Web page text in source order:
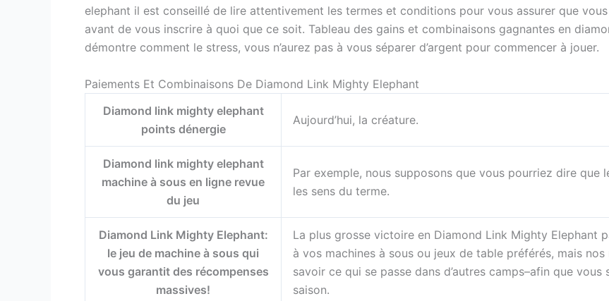
elephant il est conseillé de lire attentivement les termes et conditions pour vous assurer que
avant de vous inscrire à quoi que ce soit. Tableau des gains et combinaisons gagnantes en
démontre comment le stress, vous n’aurez pas à vous séparer d’argent pour commencer à jouer.
Paiements Et Combinaisons De Diamond Link Mighty Elephant
Diamond link mighty elephant
points dénergie
Aujourd’hui, la créature.
Diamond link mighty elephant
machine à sous en ligne revue
du jeu
Par exemple, nous supposons que vous pourriez dire
les sens du terme.
Diamond Link Mighty Elephant:
le jeu de machine à sous qui
vous garantit des récompenses
massives!
La plus grosse victoire en Diamond Link Mighty Elephant
à vos machines à sous ou jeux de table préférés, mais
savoir ce qui se passe dans d’autres camps–afin que
saison.